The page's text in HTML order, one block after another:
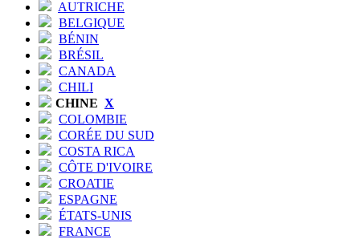
AUTRICHE
BELGIQUE
BÉNIN
BRÉSIL
CANADA
CHILI
CHINE X
COLOMBIE
CORÉE DU SUD
COSTA RICA
CÔTE D'IVOIRE
CROATIE
ESPAGNE
ÉTATS-UNIS
FRANCE